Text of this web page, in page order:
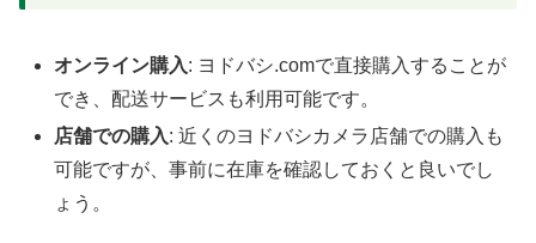
オンライン購入: ヨドバシ.comで直接購入することが
でき、配送サービスも利用可能です。
店舗での購入: 近くのヨドバシカメラ店舗での購入も
可能ですが、事前に在庫を確認しておくと良いでし
ょう。